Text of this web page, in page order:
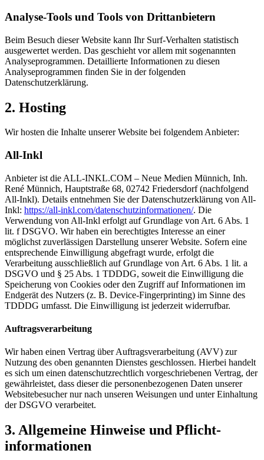
Analyse-Tools und Tools von Dritt­anbietern
Beim Besuch dieser Website kann Ihr Surf-Verhalten statistisch
ausgewertet werden. Das geschieht vor allem mit sogenannten
Analyseprogrammen. Detaillierte Informationen zu diesen
Analyseprogrammen finden Sie in der folgenden
Datenschutzerklärung.
2. Hosting
Wir hosten die Inhalte unserer Website bei folgendem Anbieter:
All-Inkl
Anbieter ist die ALL-INKL.COM – Neue Medien Münnich, Inh.
René Münnich, Hauptstraße 68, 02742 Friedersdorf (nachfolgend
All-Inkl). Details entnehmen Sie der Datenschutzerklärung von All-
Inkl: https://all-inkl.com/datenschutzinformationen/. Die
Verwendung von All-Inkl erfolgt auf Grundlage von Art. 6 Abs. 1
lit. f DSGVO. Wir haben ein berechtigtes Interesse an einer
möglichst zuverlässigen Darstellung unserer Website. Sofern eine
entsprechende Einwilligung abgefragt wurde, erfolgt die
Verarbeitung ausschließlich auf Grundlage von Art. 6 Abs. 1 lit. a
DSGVO und § 25 Abs. 1 TDDDG, soweit die Einwilligung die
Speicherung von Cookies oder den Zugriff auf Informationen im
Endgerät des Nutzers (z. B. Device-Fingerprinting) im Sinne des
TDDDG umfasst. Die Einwilligung ist jederzeit widerrufbar.
Auftragsverarbeitung
Wir haben einen Vertrag über Auftragsverarbeitung (AVV) zur
Nutzung des oben genannten Dienstes geschlossen. Hierbei handelt
es sich um einen datenschutzrechtlich vorgeschriebenen Vertrag, der
gewährleistet, dass dieser die personenbezogenen Daten unserer
Websitebesucher nur nach unseren Weisungen und unter Einhaltung
der DSGVO verarbeitet.
3. Allgemeine Hinweise und Pflicht­
informationen